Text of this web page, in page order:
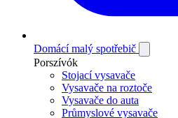
Domácí malý spotřebič
Porszívók
Stojací vysavače
Vysavače na roztoče
Vysavače do auta
Průmyslové vysavače